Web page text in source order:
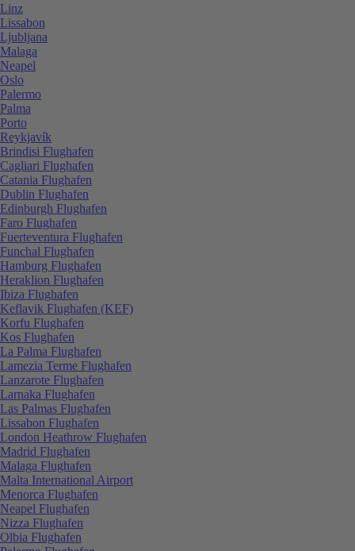
Linz
Lissabon
Ljubljana
Malaga
Neapel
Oslo
Palermo
Palma
Porto
Reykjavík
Brindisi Flughafen
Cagliari Flughafen
Catania Flughafen
Dublin Flughafen
Edinburgh Flughafen
Faro Flughafen
Fuerteventura Flughafen
Funchal Flughafen
Hamburg Flughafen
Heraklion Flughafen
Ibiza Flughafen
Keflavik Flughafen (KEF)
Korfu Flughafen
Kos Flughafen
La Palma Flughafen
Lamezia Terme Flughafen
Lanzarote Flughafen
Larnaka Flughafen
Las Palmas Flughafen
Lissabon Flughafen
London Heathrow Flughafen
Madrid Flughafen
Malaga Flughafen
Malta International Airport
Menorca Flughafen
Neapel Flughafen
Nizza Flughafen
Olbia Flughafen